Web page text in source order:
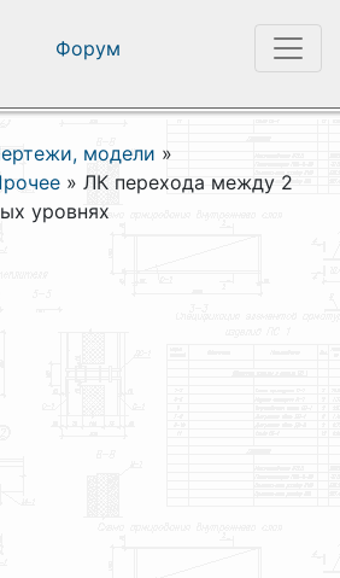
Форум
модели »
» ЛК перехода между 2
уровнях